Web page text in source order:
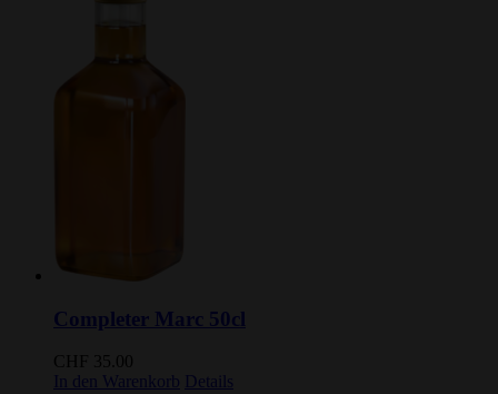
Completer Marc 50cl
CHF
35.00
In den Warenkorb Details